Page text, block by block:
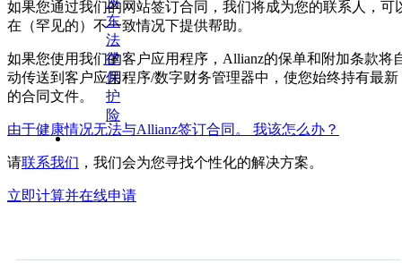
东
法
律
保
护
险
医
疗
与
如果您通过我们的网站签订合同，我们将成为您的联系人，可
在（罕见的）不一致情况下提供帮助。
如果您使用我们的客户应用程序，Allianz的保单和附加条款将
动传送到客户应用程序/数字财务管理器中，使您始终持有最新
的合同文件。
由于健康情况无法与Allianz签订合同。 我该怎么办？
请联系我们 ，我们会为您寻找个性化的解决方案。
立即计算并在线申请